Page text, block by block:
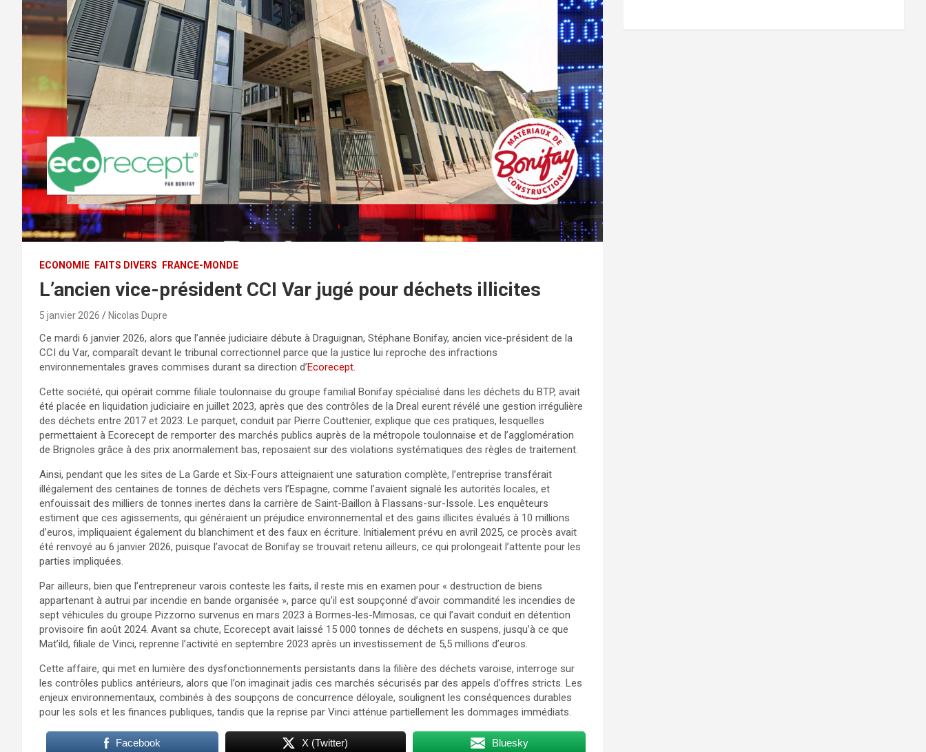
ECONOMIE FAITS DIVERS FRANCE-MONDE
L’ancien vice-président CCI Var jugé pour déchets illicites
5 janvier 2026 Nicolas Dupre
Ce mardi 6 janvier 2026, alors que l’année judiciaire débute à Draguignan, Stéphane Bonifay, ancien vice-président de la
CCI du Var, comparaît devant le tribunal correctionnel parce que la justice lui reproche des infractions
environnementales graves commises durant sa direction d’Ecorecept.
Cette société, qui opérait comme filiale toulonnaise du groupe familial Bonifay spécialisé dans les déchets du BTP, avait
été placée en liquidation judiciaire en juillet 2023, après que des contrôles de la Dreal eurent révélé une gestion irrégulière
des déchets entre 2017 et 2023. Le parquet, conduit par Pierre Couttenier, explique que ces pratiques, lesquelles
permettaient à Ecorecept de remporter des marchés publics auprès de la métropole toulonnaise et de l’agglomération
de Brignoles grâce à des prix anormalement bas, reposaient sur des violations systématiques des règles de traitement.
Ainsi, pendant que les sites de La Garde et Six-Fours atteignaient une saturation complète, l’entreprise transférait
illégalement des centaines de tonnes de déchets vers l’Espagne, comme l’avaient signalé les autorités locales, et
enfouissait des milliers de tonnes inertes dans la carrière de Saint-Baillon à Flassans-sur-Issole. Les enquêteurs
estiment que ces agissements, qui généraient un préjudice environnemental et des gains illicites évalués à 10 millions
d’euros, impliquaient également du blanchiment et des faux en écriture. Initialement prévu en avril 2025, ce procès avait
été renvoyé au 6 janvier 2026, puisque l’avocat de Bonifay se trouvait retenu ailleurs, ce qui prolongeait l’attente pour les
parties impliquées.
Par ailleurs, bien que l’entrepreneur varois conteste les faits, il reste mis en examen pour « destruction de biens
appartenant à autrui par incendie en bande organisée », parce qu’il est soupçonné d’avoir commandité les incendies de
sept véhicules du groupe Pizzorno survenus en mars 2023 à Bormes-les-Mimosas, ce qui l’avait conduit en détention
provisoire fin août 2024. Avant sa chute, Ecorecept avait laissé 15 000 tonnes de déchets en suspens, jusqu’à ce que
Mat’ild, filiale de Vinci, reprenne l’activité en septembre 2023 après un investissement de 5,5 millions d’euros.
Cette affaire, qui met en lumière des dysfonctionnements persistants dans la filière des déchets varoise, interroge sur
les contrôles publics antérieurs, alors que l’on imaginait jadis ces marchés sécurisés par des appels d’offres stricts. Les
enjeux environnementaux, combinés à des soupçons de concurrence déloyale, soulignent les conséquences durables
pour les sols et les finances publiques, tandis que la reprise par Vinci atténue partiellement les dommages immédiats.
Facebook X (Twitter) Bluesky